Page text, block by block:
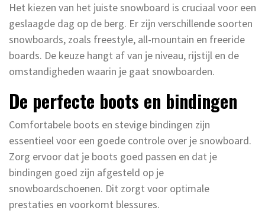
Het kiezen van het juiste snowboard is cruciaal voor een
geslaagde dag op de berg. Er zijn verschillende soorten
snowboards, zoals freestyle, all-mountain en freeride
boards. De keuze hangt af van je niveau, rijstijl en de
omstandigheden waarin je gaat snowboarden.
De perfecte boots en bindingen
Comfortabele boots en stevige bindingen zijn
essentieel voor een goede controle over je snowboard.
Zorg ervoor dat je boots goed passen en dat je
bindingen goed zijn afgesteld op je
snowboardschoenen. Dit zorgt voor optimale
prestaties en voorkomt blessures.